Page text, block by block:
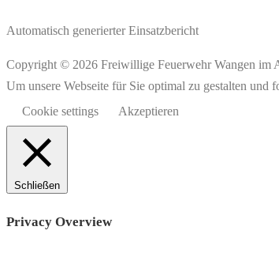
Automatisch generierter Einsatzbericht
Copyright © 2026 Freiwillige Feuerwehr Wangen im
Um unsere Webseite für Sie optimal zu gestalten
Cookie settings
Akzeptieren
Schließen
Privacy Overview